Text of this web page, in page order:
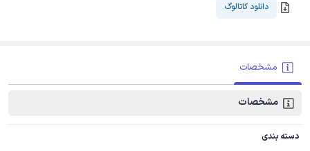
دانلود کاتالوگ
مشخصات
مشخصات
دسته بندی